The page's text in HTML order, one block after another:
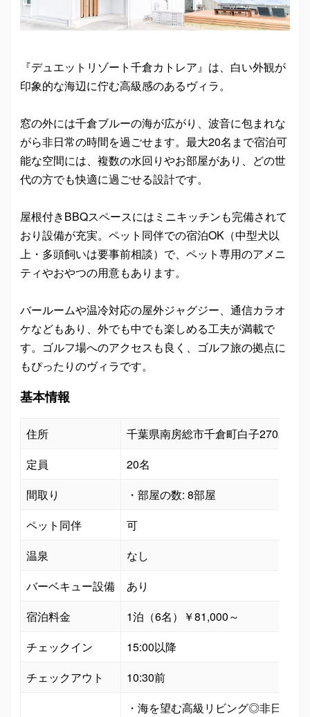
『デュエットリゾート千倉カトレア』は、白い外観が
印象的な海辺に佇む高級感のあるヴィラ。
窓の外には千倉ブルーの海が広がり、波音に包まれな
がら非日常の時間を過ごせます。最大20名まで宿泊可
能な空間には、複数の水回りやお部屋があり、どの世
代の方でも快適に過ごせる設計です。
屋根付きBBQスペースにはミニキッチンも完備されて
おり設備が充実。ペット同伴での宿泊OK（中型犬以
上・多頭飼いは要事前相談）で、ペット専用のアメニ
ティやおやつの用意もあります。
バールームや温冷対応の屋外ジャグジー、通信カラオ
ケなどもあり、外でも中でも楽しめる工夫が満載で
す。ゴルフ場へのアクセスも良く、ゴルフ旅の拠点に
もぴったりのヴィラです。
基本情報
住所
千葉県南房総市千倉町白子2702-1
定員
20名
間取り
・部屋の数: 8部屋
ペット同伴
可
温泉
なし
バーベキュー設備
あり
宿泊料金
1泊（6名）￥81,000～
チェックイン
15:00以降
チェックアウト
10:30前
・海を望む高級リビング◎非日常を